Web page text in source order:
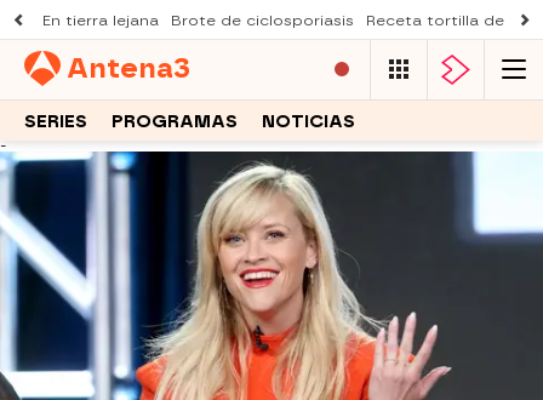
En tierra lejana Brote de ciclosporiasis Receta tortilla de
Antena3
SERIES PROGRAMAS NOTICIAS
-